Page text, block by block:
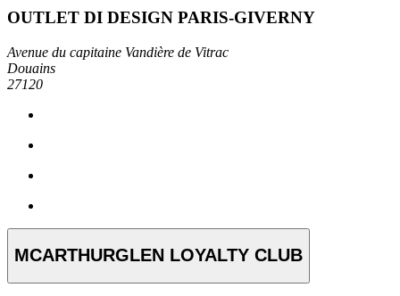
OUTLET DI DESIGN PARIS-GIVERNY
Avenue du capitaine Vandière de Vitrac
Douains
27120
MCARTHURGLEN LOYALTY CLUB